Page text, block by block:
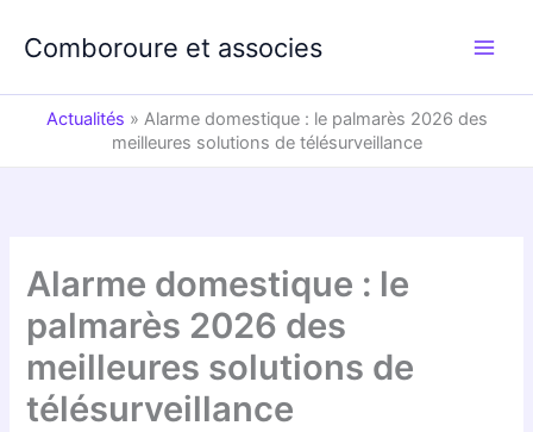
Comboroure et associes
Actualités » Alarme domestique : le palmarès 2026 des
meilleures solutions de télésurveillance
Alarme domestique : le
palmarès 2026 des
meilleures solutions de
télésurveillance